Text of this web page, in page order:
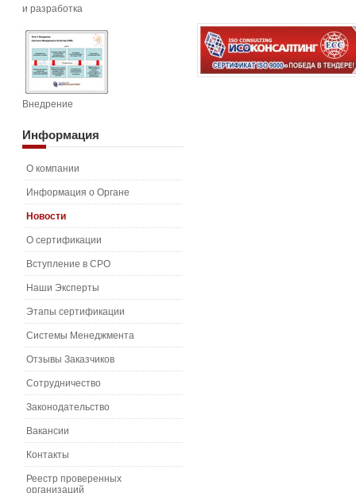
и разработка
Внедрение
Информация
О компании
Информация о Органе
Новости
О сертификации
Вступление в СРО
Наши Эксперты
Этапы сертификации
Системы Менеджмента
Отзывы Заказчиков
Сотрудничество
Законодательство
Вакансии
Контакты
Реестр проверенных
организаций